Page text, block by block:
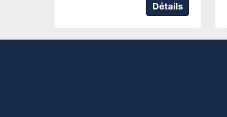
Détails